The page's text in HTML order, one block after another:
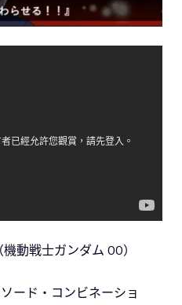
動戦士ガンダム 00）
ード・コンビネーショ